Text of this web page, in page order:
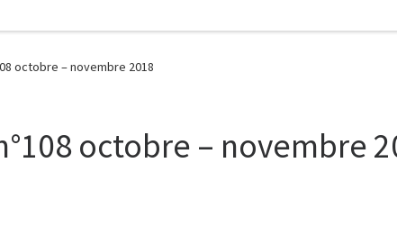
octobre – novembre 2018
octobre – novembre